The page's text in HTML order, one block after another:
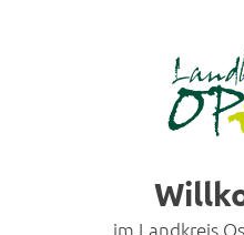
im Landkreis